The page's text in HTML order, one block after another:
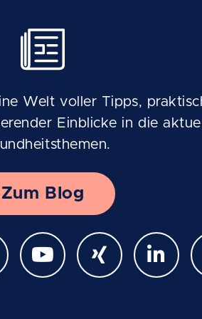
Welt voller Tipps,
Einblicke in die
Zum Blog